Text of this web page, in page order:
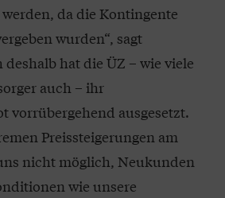
da die Kontingente
wurden“, sagt
hat die ÜZ – wie viele
auch – ihr
vorrübergehend ausgesetzt.
Preissteigerungen am
nicht möglich, Neukunden
wie unsere